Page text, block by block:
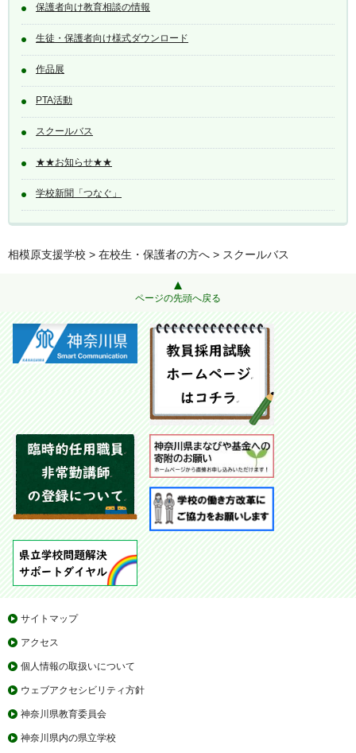
保護者向け教育相談の情報
生徒・保護者向け様式ダウンロード
作品展
PTA活動
スクールバス
★★お知らせ★★
学校新聞「つなぐ」
相模原支援学校 > 在校生・保護者の方へ > スクールバス
ページの先頭へ戻る
サイトマップ
アクセス
個人情報の取扱いについて
ウェブアクセシビリティ方針
神奈川県教育委員会
神奈川県内の県立学校